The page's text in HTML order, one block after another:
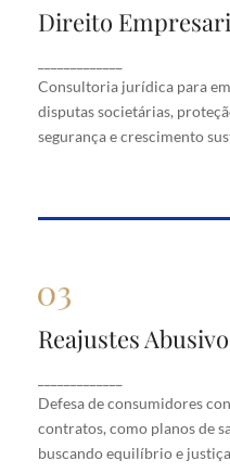
Direito
Consultoria jurídica para
disputas societárias,
segurança e crescimento
Direito
contratos, disputas
e direitos,
sustentável
Reajustes
Defesa de consumidores
contratos, como planos de
buscando equilíbrio e
em contratos, como
essenciais, buscando